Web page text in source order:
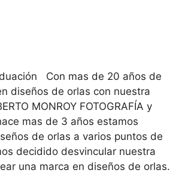
Con mas de 20 años de
diseños de orlas con nuestra
MONROY FOTOGRAFÍA y
mas de 3 años estamos
de orlas a varios puntos de
decidido desvincular nuestra
una marca en diseños de orlas.